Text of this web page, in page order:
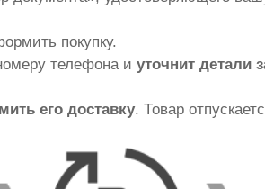
покупку.
телефона иуточнит детали
его доставку. Товар